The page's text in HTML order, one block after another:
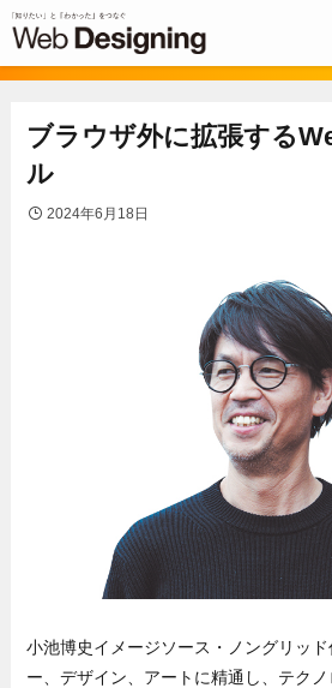
ブラウザ外に拡張する
ル
2024年6月18日
小池博史イメージソース・ノングリッ
ー、デザイン、アートに精通し、テク